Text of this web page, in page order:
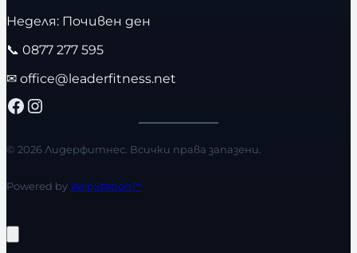
Неделя: Почивен ден
📞 0877 277 595
✉ office@leaderfitness.net
Facebook Instagram
© 2026 Лидерфитнес. Всички права запазени.
Powered byWebStation™